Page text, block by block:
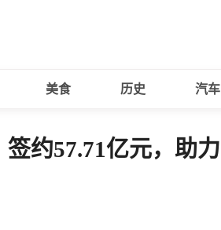
美食 历史 汽车
约57.71亿元，助力